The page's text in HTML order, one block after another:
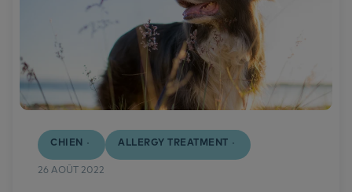
CHIEN ALLERGY TREATMENT
26 AOÛT 2022